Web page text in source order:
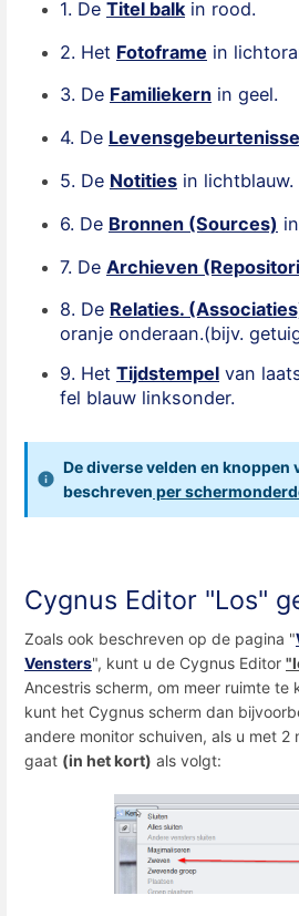
1. De Titel balk in rood.
2. Het Fotoframe in
3. De Familiekern in geel.
4. De
5. De Notities in lichtblauw.
6. De Bronnen (Sources)
7. De Archieven
8. De Relaties.
oranje onderaan.(bijv.
9. Het Tijdstempel van
fel blauw linksonder.
De diverse velden en knoppen
beschreven per
Cygnus Editor "Los"
Zoals ook beschreven op de pagina "
Vensters", kunt u de Cygnus Editor
Ancestris scherm, om meer ruimte te
kunt het Cygnus scherm dan
andere monitor schuiven, als u met 2
gaat (in het kort) als volgt: